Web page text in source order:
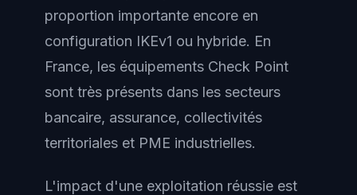
proportion importante encore en
configuration IKEv1 ou hybride. En
France, les équipements Check Point
sont très présents dans les secteurs
bancaire, assurance, collectivités
territoriales et PME industrielles.
L'impact d'une exploitation réussie est